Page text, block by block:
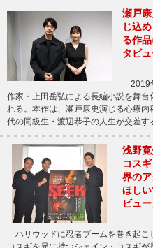
瀬戸
じ込
る作
タビュ
2019
作家・上田岳弘による長編小説を舞
れる。本作は、瀬戸康史演じる心療
代の同級生・渡辺恭子の人生が交差
浅野
コス
界の
ほし
ビュー
ハリウッドに忍者ブームを巻き起こ